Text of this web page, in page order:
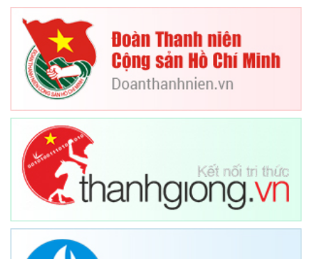
bên cạnh phát huy các
em cùng dẫn chương
trình, nhóm biên tập sẽ
nghiên cứu để các em
cùng tham gia lên ý
tưởng, lựa chọn chủ đề
và nội dung phát sóng;
đồng thời, xây dựng
tuyến nội dung đa dạng
hơn, gắn với nhu cầu của
các em.
Hoàng Phúc (TH).
Năm nào con
cũng bỏ heo, con
tiết kiệm tiền để
mua đồ mới, để
tặng sinh nhật
ba mẹ, em trai và
mua bánh kem.
giúp đỡ các bạn
học sinh nghèo
vượt khó. Con
thấy những việc
làm đó rất có ý